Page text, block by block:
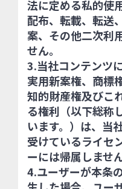
法に定める私的使
配布、転載、転送
案、その他二次利
せん。
3.当社コンテンツ
実用新案権、商標
知的財産権及びこ
る権利（以下総称
います。）は、当
受けているライセ
ーには帰属しません
4.ユーザーが本条